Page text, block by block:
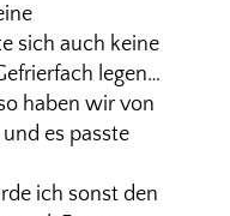
sich auch keine
legen…
haben wir von
es passte
ich sonst den